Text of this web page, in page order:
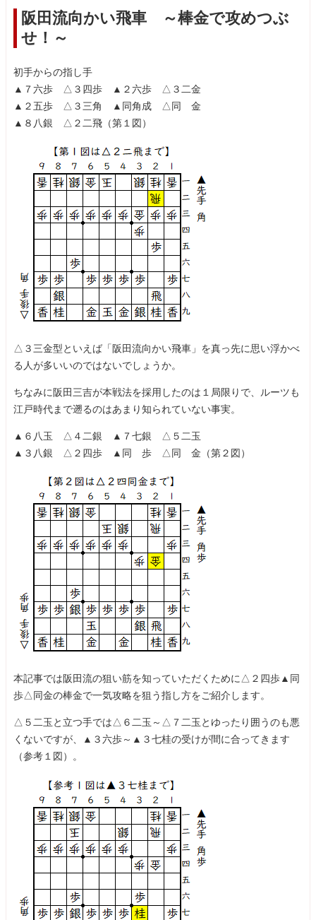
阪田流向かい飛車 ～棒金で攻めつぶ
せ！～
初手からの指し手
▲７六歩 △３四歩 ▲２六歩 △３二金
▲２五歩 △３三角 ▲同角成 △同 金
▲８八銀 △２二飛（第１図）
△３三金型といえば「阪田流向かい飛車」を真っ先に思い浮かべ
る人が多いいのではないでしょうか。
ちなみに阪田三吉が本戦法を採用したのは１局限りで、ルーツも
江戸時代まで遡るのはあまり知られていない事実。
▲６八玉 △４二銀 ▲７七銀 △５二玉
▲３八銀 △２四歩 ▲同 歩 △同 金（第２図）
本記事では阪田流の狙い筋を知っていただくために△２四歩▲同
歩△同金の棒金で一気攻略を狙う指し方をご紹介します。
△５二玉と立つ手では△６二玉～△７二玉とゆったり囲うのも悪
くないですが、▲３六歩～▲３七桂の受けが間に合ってきます
（参考１図）。